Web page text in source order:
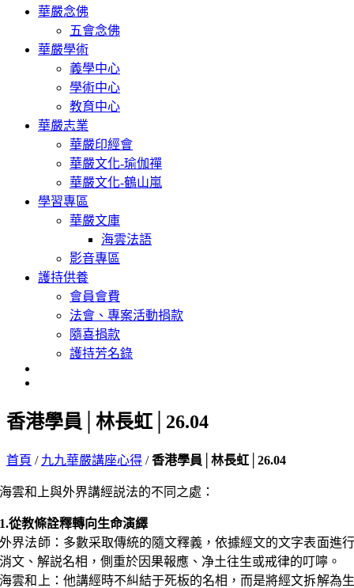
華嚴念佛
五會念佛
華嚴學術
義學中心
學術中心
教育中心
華嚴志業
華嚴印經會
華嚴文化-瑜伽禪
華嚴文化-鶴山嵐
學習專區
華嚴文庫
海雲法語
影音專區
護持供養
會員會費
法會、專案活動捐款
隨喜捐款
護持芳名錄
香港學員│林長虹│26.04
首頁 / 九九華嚴講座心得 /香港學員│林長虹│26.04
海雲和上與外界講經説法的不同之處：
1.從教條詮釋轉向生命演繹
外界法師：多數采取傳統的隨文釋義，依據經文的文字表面進行
消文、解説名相，側重於因果報應、净土往生或戒律的叮嚀。
海雲和上：他講經時不糾結于死板的名相，而是將經文拆解為生